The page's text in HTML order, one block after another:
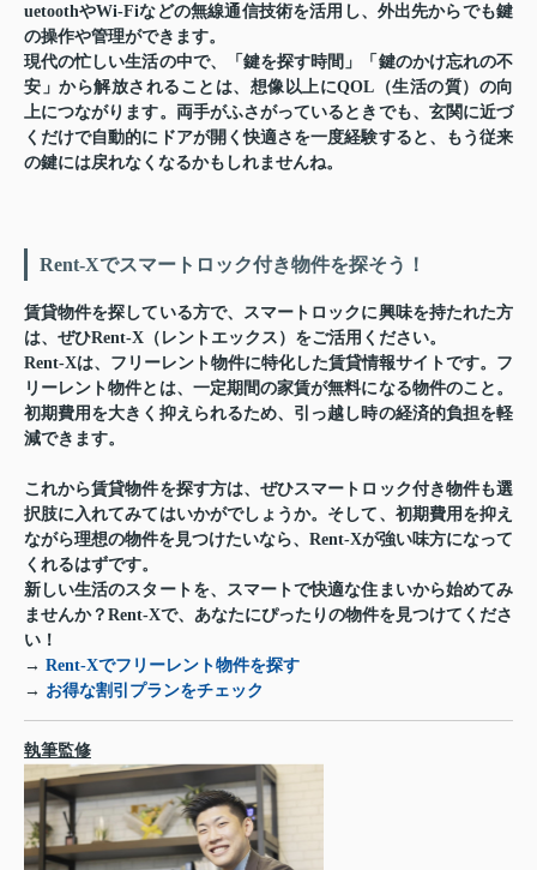
uetoothやWi-Fiなどの無線通信技術を活用し、外出先からでも鍵
の操作や管理ができます。
現代の忙しい生活の中で、「鍵を探す時間」「鍵のかけ忘れの不
安」から解放されることは、想像以上にQOL（生活の質）の向
上につながります。両手がふさがっているときでも、玄関に近づ
くだけで自動的にドアが開く快適さを一度経験すると、もう従来
の鍵には戻れなくなるかもしれませんね。
Rent-Xでスマートロック付き物件を探そう！
賃貸物件を探している方で、スマートロックに興味を持たれた方
は、ぜひRent-X（レントエックス）をご活用ください。
Rent-Xは、 フリーレント物件に特化した賃貸情報サイトです。フ
リーレント物件とは、一定期間の家賃が無料になる物件のこと。
初期費用を大きく抑えられるため、引っ越し時の経済的負担を軽
減できます。
これから賃貸物件を探す方は、ぜひスマートロック付き物件も選
択肢に入れてみてはいかがでしょうか。そして、初期費用を抑え
ながら理想の物件を見つけたいなら、 Rent-Xが強い味方になって
くれるはずです。
新しい生活のスタートを、スマートで快適な住まいから始めてみ
ませんか？Rent-Xで、あなたにぴったりの物件を見つけてくださ
い！
→ Rent-Xでフリーレント物件を探す
→ お得な割引プランをチェック
執筆監修